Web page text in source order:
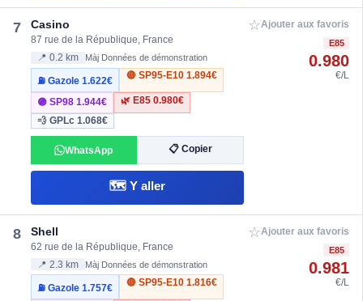
7 Casino
87 rue de la République, France
📍 0.2 km Màj Données de démonstration
⛽ Gazole1.622€
🔴 SP95-E10 1.894€
🟣 SP981.944€ 🌿 E85 0.980€
💨 GPLc1.068€
WhatsApp 📋 Copier
🗺️ Y aller
☆Ajouter aux favoris
E85
0.980
€/L
8 Shell
62 rue de la République, France
📍 2.3 km Màj Données de démonstration
⛽ Gazole1.757€
🔴 SP95-E10 1.816€
☆Ajouter aux favoris
E85
0.981
€/L